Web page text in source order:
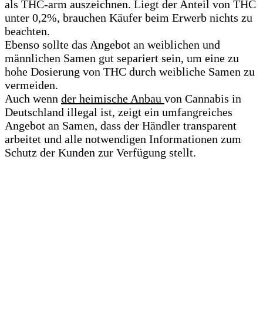
als THC-arm auszeichnen. Liegt der Anteil von THC
unter 0,2%, brauchen Käufer beim Erwerb nichts zu
beachten.
Ebenso sollte das Angebot an weiblichen und
männlichen Samen gut separiert sein, um eine zu
hohe Dosierung von THC durch weibliche Samen zu
vermeiden.
Auch wenn der heimische Anbau von Cannabis in
Deutschland illegal ist, zeigt ein umfangreiches
Angebot an Samen, dass der Händler transparent
arbeitet und alle notwendigen Informationen zum
Schutz der Kunden zur Verfügung stellt.